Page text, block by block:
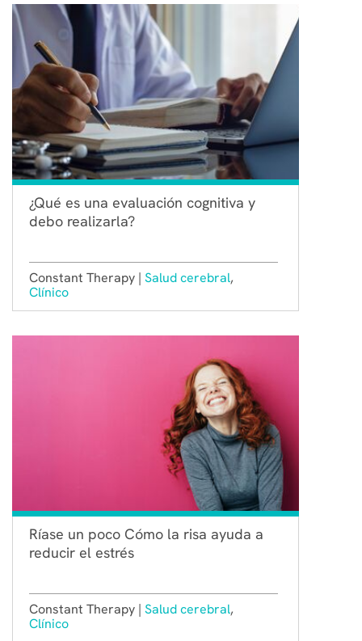
¿Qué es una evaluación cognitiva y
debo realizarla?
Constant Therapy | Salud cerebral,
Clínico
Ríase un poco Cómo la risa ayuda a
reducir el estrés
Constant Therapy | Salud cerebral,
Clínico